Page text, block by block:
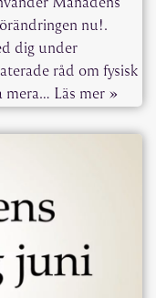
nu!.
dig under
råd om fysisk
mera… Läs mer »